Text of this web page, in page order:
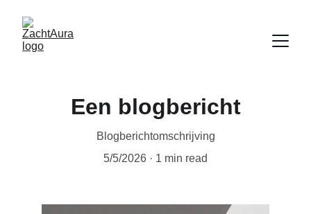
Een blogbericht
Blogberichtomschrijving
5/5/2026
1 min read